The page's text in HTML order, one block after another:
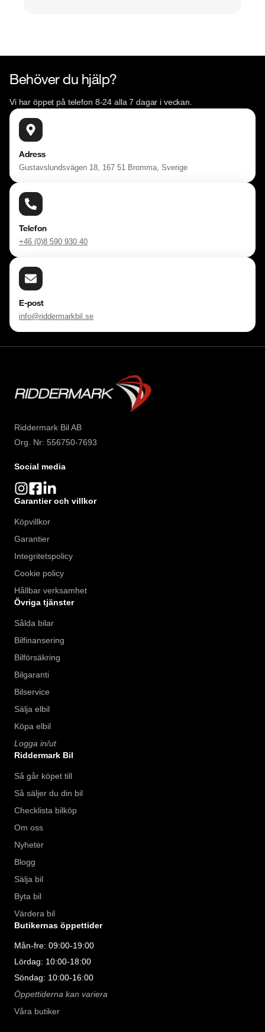
Behöver du hjälp?
Vi har öppet på telefon 8-24 alla 7 dagar i veckan.
Adress
Gustavslundsvägen 18, 167 51 Bromma, Sverige
Telefon
+46 (0)8 590 930 40
E-post
info@riddermarkbil.se
Riddermark Bil AB
Org. Nr: 556750-7693
Social media
Garantier och villkor
Köpvillkor
Garantier
Integritetspolicy
Cookie policy
Hållbar verksamhet
Övriga tjänster
Sålda bilar
Bilfinansering
Bilförsäkring
Bilgaranti
Bilservice
Sälja elbil
Köpa elbil
Logga in/ut
Riddermark Bil
Så går köpet till
Så säljer du din bil
Checklista bilköp
Om oss
Nyheter
Blogg
Sälja bil
Byta bil
Värdera bil
Butikernas öppettider
Mån-fre: 09:00-19:00
Lördag: 10:00-18:00
Söndag: 10:00-16:00
Öppettiderna kan variera
Våra butiker